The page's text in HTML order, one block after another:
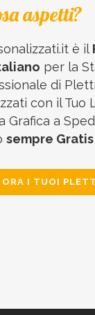
aspetti?
è il
per la
di
con il Tuo
Grafica a
sempre Gratis
ORA I TUOI